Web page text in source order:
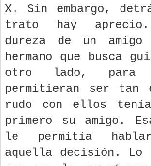
X. Sin embargo,
trato hay
dureza de un
hermano que busca
otro lado, para
permitieran ser tan
rudo con ellos
primero su amigo.
le permitía
aquella decisión.